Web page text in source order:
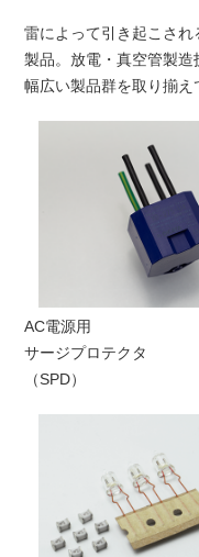
雷によって引き起こさ
製品。放電・真空管製
幅広い製品群を取り揃え
AC電源用
サージプロテクタ
（SPD）